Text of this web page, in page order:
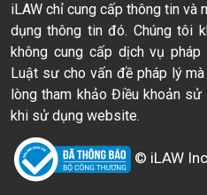
iLAW chỉ cung cấp thông tin và
dụng thông tin đó. Chúng tôi
không cung cấp dịch vụ
Luật sư cho vấn đề pháp lý
lòng tham khảo Điều khoản
khi sử dụng website.
© iLAW